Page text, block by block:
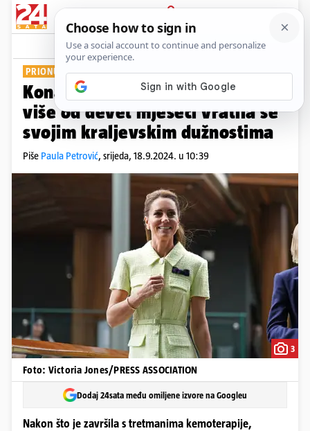
PRIJAVA
Show Komentari
PRIONULA NA POSAO
Konačno! Kate Middleton nakon
više od devet mjeseci vratila se
svojim kraljevskim dužnostima
Piše Paula Petrović, srijeda, 18.9.2024. u 10:39
3
Foto: Victoria Jones/PRESS ASSOCIATION
Dodaj 24sata među omiljene izvore na Googleu
Nakon što je završila s tretmanima kemoterapije,